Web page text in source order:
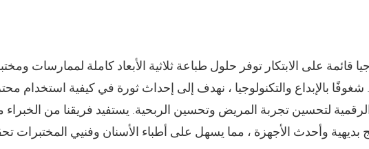
بالإبداع والتكنولوجيا ، نهدف إلى إحداث ثورة في كيفية استخدام
لتحسين تجربة المريض وتحسين الربحية. يستفيد فريقنا من الخبراء